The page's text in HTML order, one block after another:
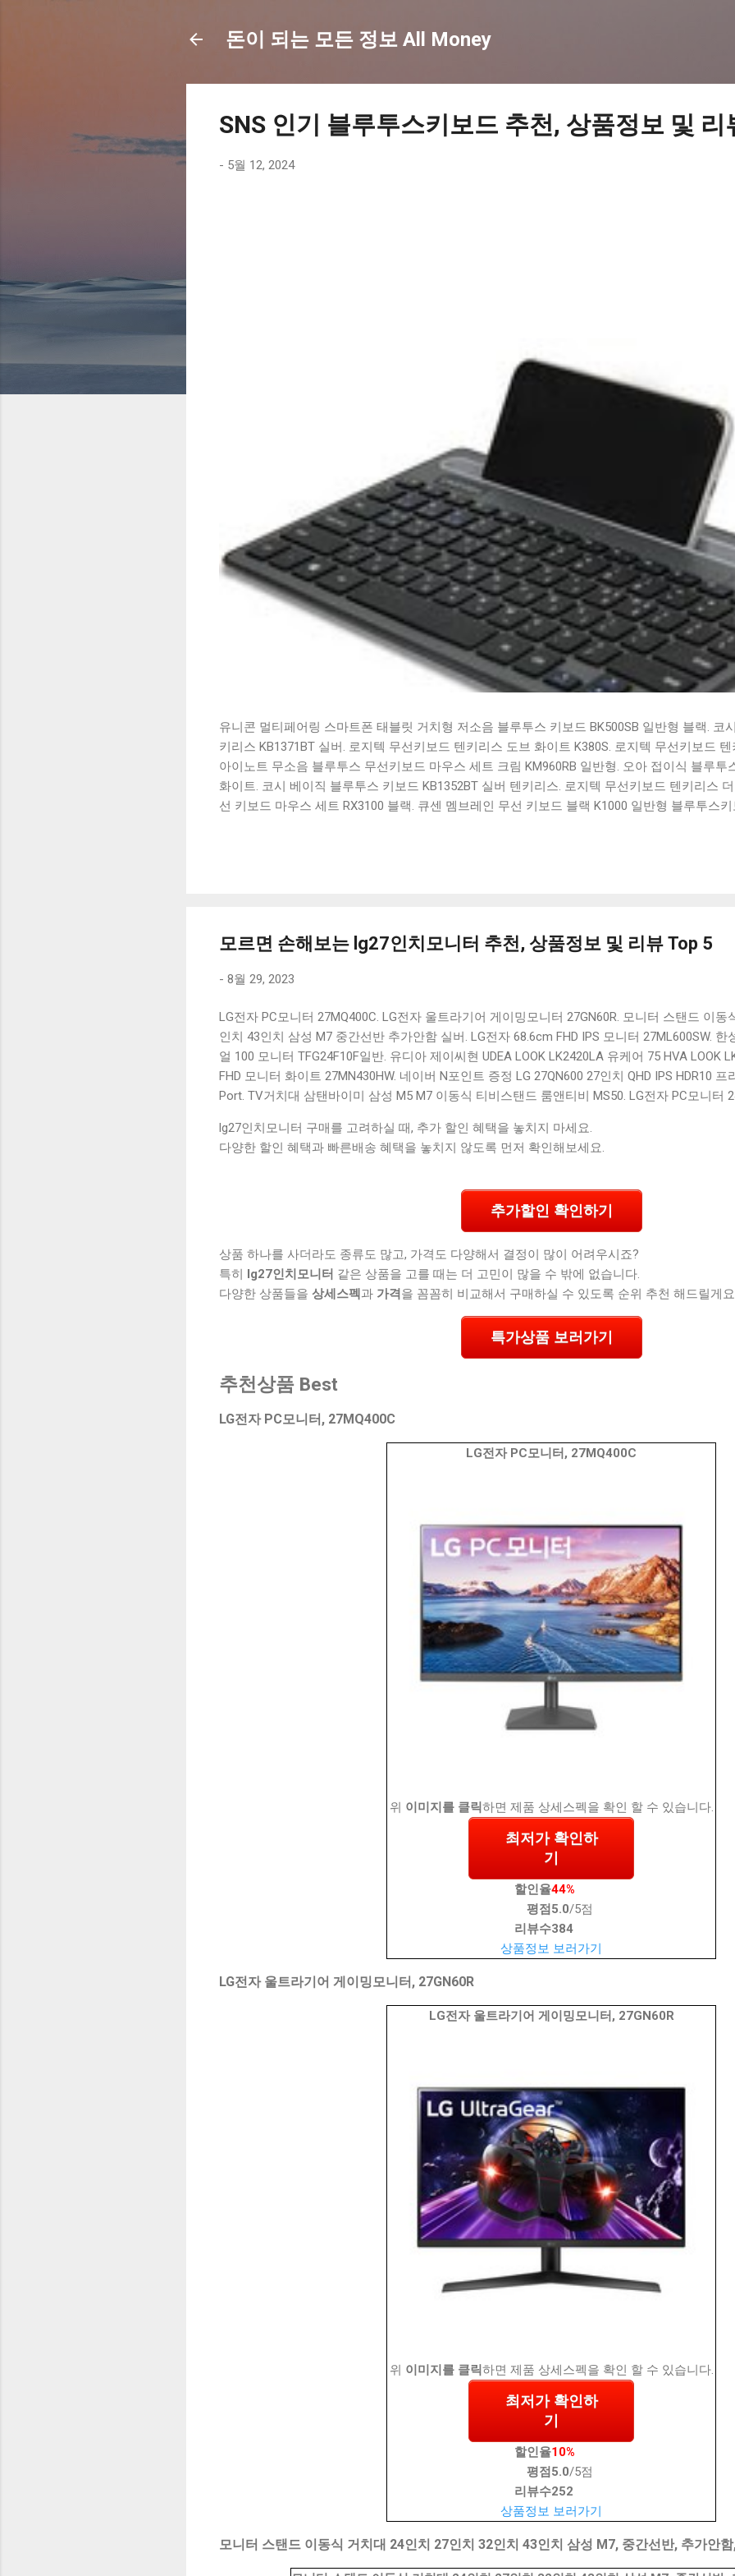
돈이 되는 모든 정보 All Money
SNS 인기 블루투스키보드 추천, 상품정보 및 리
- 5월 12, 2024
유니콘 멀티페어링 스마트폰 태블릿 거치형 저소음 블루투스 키보드 BK500SB 일반형 블랙. 코
키리스 KB1371BT 실버. 로지텍 무선키보드 텐키리스 도브 화이트 K380S. 로지텍 무선키보드
아이노트 무소음 블루투스 무선키보드 마우스 세트 크림 KM960RB 일반형. 오아 접이식 블루투
화이트. 코시 베이직 블루투스 키보드 KB1352BT 실버 텐키리스. 로지텍 무선키보드 텐키리스
선 키보드 마우스 세트 RX3100 블랙. 큐센 멤브레인 무선 키보드 블랙 K1000 일반형 블루투스
모르면 손해보는 lg27인치모니터 추천, 상품정보 및 리뷰 Top 5
- 8월 29, 2023
LG전자 PC모니터 27MQ400C. LG전자 울트라기어 게이밍모니터 27GN60R. 모니터 스탠드 이
인치 43인치 삼성 M7 중간선반 추가안함 실버. LG전자 68.6cm FHD IPS 모니터 27ML600SW.
얼 100 모니터 TFG24F10F일반. 유디아 제이씨현 UDEA LOOK LK2420LA 유케어 75 HVA LOOK
FHD 모니터 화이트 27MN430HW. 네이버 N포인트 증정 LG 27QN600 27인치 QHD IPS HDR10
Port. TV거치대 삼탠바이미 삼성 M5 M7 이동식 티비스탠드 룸앤티비 MS50. LG전자 PC모니터
lg27인치모니터 구매를 고려하실 때, 추가 할인 혜택을 놓치지 마세요.
다양한 할인 혜택과 빠른배송 혜택을 놓치지 않도록 먼저 확인해보세요.
추가할인 확인하기
상품 하나를 사더라도 종류도 많고, 가격도 다양해서 결정이 많이 어려우시죠?
특히 lg27인치모니터 같은 상품을 고를 때는 더 고민이 많을 수 밖에 없습니다.
다양한 상품들을 상세스펙 과 가격 을 꼼꼼히 비교해서 구매하실 수 있도록 순위 추천 해드릴게
특가상품 보러가기
추천상품 Best
LG전자 PC모니터, 27MQ400C
LG전자 PC모니터, 27MQ400C
위 이미지를 클릭하면 제품 상세스펙을 확인 할 수 있습니다.
최저가 확인하
기
할인율44%
평점 5.0/5점
리뷰수384
상품정보 보러가기
LG전자 울트라기어 게이밍모니터, 27GN60R
LG전자 울트라기어 게이밍모니터, 27GN60R
위 이미지를 클릭하면 제품 상세스펙을 확인 할 수 있습니다.
최저가 확인하
기
할인율10%
평점 5.0/5점
리뷰수252
상품정보 보러가기
모니터 스탠드 이동식 거치대 24인치 27인치 32인치 43인치 삼성 M7, 중간선반, 추가안